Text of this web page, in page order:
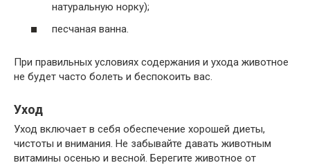
натуральную норку);
песчаная ванна.
При правильных условиях содержания и ухода животное
не будет часто болеть и беспокоить вас.
Уход
Уход включает в себя обеспечение хорошей диеты,
чистоты и внимания. Не забывайте давать животным
витамины осенью и весной. Берегите животное от